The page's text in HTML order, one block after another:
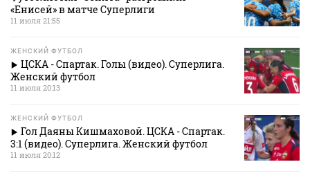
«Енисей» в матче Суперлиги
11 июля 21:55
ЖЕНСКИЙ ФУТБОЛ
ЦСКА - Спартак. Голы (видео). Суперлига.
Женский футбол
11 июля 20:13
ЖЕНСКИЙ ФУТБОЛ
Гол Даяны Кишмаховой. ЦСКА - Спартак.
3:1 (видео). Суперлига. Женский футбол
11 июля 20:12